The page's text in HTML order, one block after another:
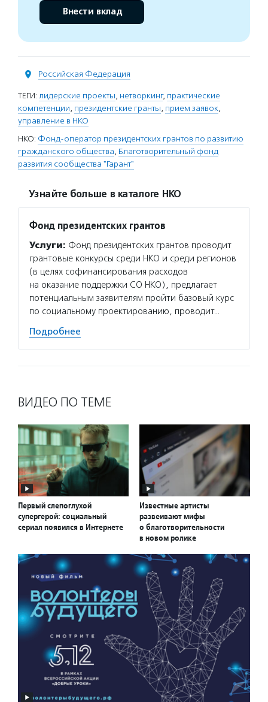
Внести вклад
Российская Федерация
ТЕГИ: лидерские проекты, нетворкинг, практические
компетенции, президентские гранты, прием заявок,
управление в НКО
НКО: Фонд-оператор президентских грантов по развитию
гражданского общества, Благотворительный фонд
развития сообщества "Гарант"
Узнайте больше в каталоге НКО
Фонд президентских грантов
Услуги: Фонд президентских грантов проводит
грантовые конкурсы среди НКО и среди регионов
(в целях софинансирования расходов
на оказание поддержки СО НКО), предлагает
потенциальным заявителям пройти базовый курс
по социальному проектированию, проводит…
Подробнее
ВИДЕО ПО ТЕМЕ
Первый слепоглухой
супергерой: социальный
сериал появился в Интернете
Известные артисты
развеивают мифы
о благотворительности
в новом ролике